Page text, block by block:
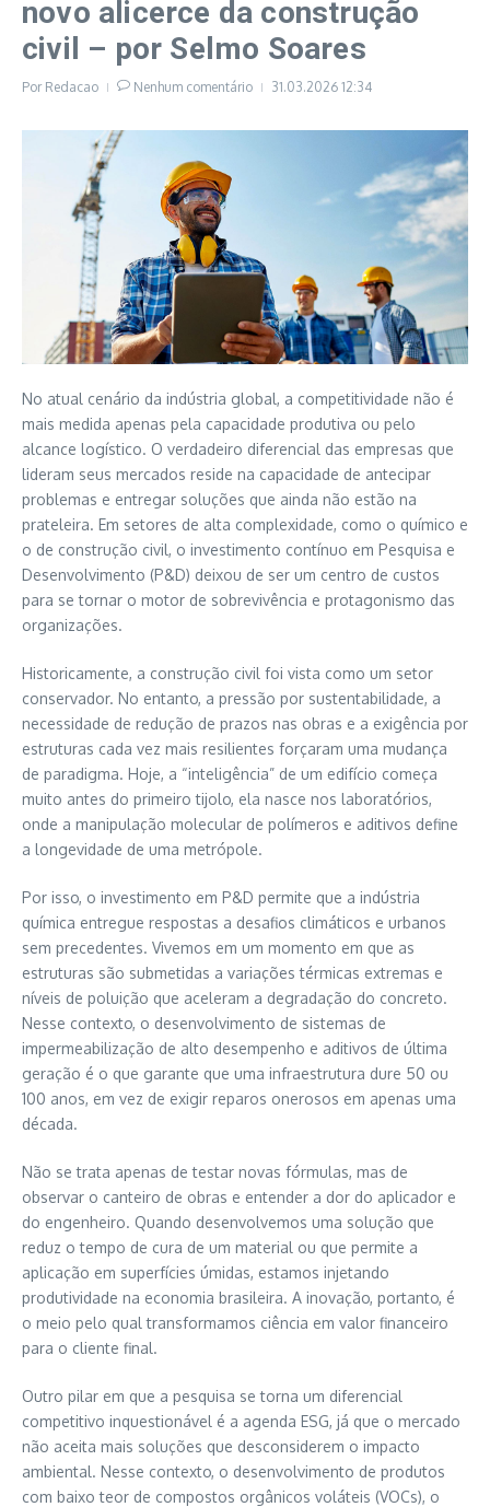
novo alicerce da construção
civil – por Selmo Soares
Por Redacao Nenhum comentário 31.03.2026 12:34
No atual cenário da indústria global, a competitividade não é
mais medida apenas pela capacidade produtiva ou pelo
alcance logístico. O verdadeiro diferencial das empresas que
lideram seus mercados reside na capacidade de antecipar
problemas e entregar soluções que ainda não estão na
prateleira. Em setores de alta complexidade, como o químico e
o de construção civil, o investimento contínuo em Pesquisa e
Desenvolvimento (P&D) deixou de ser um centro de custos
para se tornar o motor de sobrevivência e protagonismo das
organizações.
Historicamente, a construção civil foi vista como um setor
conservador. No entanto, a pressão por sustentabilidade, a
necessidade de redução de prazos nas obras e a exigência por
estruturas cada vez mais resilientes forçaram uma mudança
de paradigma. Hoje, a “inteligência” de um edifício começa
muito antes do primeiro tijolo, ela nasce nos laboratórios,
onde a manipulação molecular de polímeros e aditivos define
a longevidade de uma metrópole.
Por isso, o investimento em P&D permite que a indústria
química entregue respostas a desafios climáticos e urbanos
sem precedentes. Vivemos em um momento em que as
estruturas são submetidas a variações térmicas extremas e
níveis de poluição que aceleram a degradação do concreto.
Nesse contexto, o desenvolvimento de sistemas de
impermeabilização de alto desempenho e aditivos de última
geração é o que garante que uma infraestrutura dure 50 ou
100 anos, em vez de exigir reparos onerosos em apenas uma
década.
Não se trata apenas de testar novas fórmulas, mas de
observar o canteiro de obras e entender a dor do aplicador e
do engenheiro. Quando desenvolvemos uma solução que
reduz o tempo de cura de um material ou que permite a
aplicação em superfícies úmidas, estamos injetando
produtividade na economia brasileira. A inovação, portanto, é
o meio pelo qual transformamos ciência em valor financeiro
para o cliente final.
Outro pilar em que a pesquisa se torna um diferencial
competitivo inquestionável é a agenda ESG, já que o mercado
não aceita mais soluções que desconsiderem o impacto
ambiental. Nesse contexto, o desenvolvimento de produtos
com baixo teor de compostos orgânicos voláteis (VOCs), o